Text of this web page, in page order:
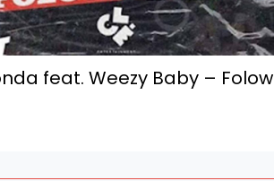
feat. Weezy Baby – Folow